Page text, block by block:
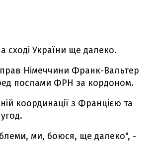
сході України ще далеко.
Німеччини Франк-Вальтер
послами ФРН за кордоном.
координації з Францією та
ми, боюся, ще далеко", -